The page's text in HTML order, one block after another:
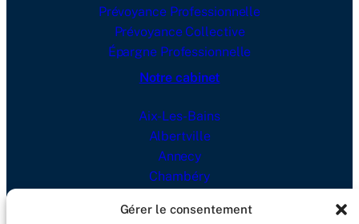
Gérer le consentement
Prévoyance Professionnelle
Prévoyance Collective
Épargne Professionnelle
Notre cabinet
Aix-Les-Bains
Albertville
Annecy
Chambéry